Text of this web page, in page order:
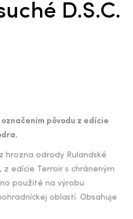
D.S.C.
pôvodu z edície
hrozna odrody Rulandské
edície Terroir s chráneným
použité na výrobu
oblasti. Obsahuje